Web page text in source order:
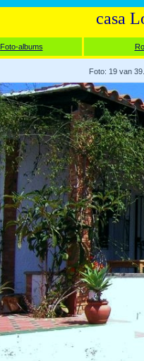
casa
Foto-albums
Foto: 19 van 39.